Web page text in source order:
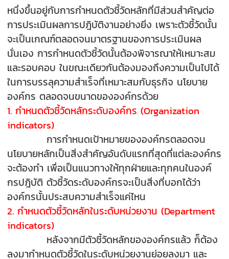
หนึ่งขึ้นอยู่กับการกำหนดตัวชี้วัดหลักที่มีส่วนสำคัญต่อ
การประเมินผลการปฎิบัติงานอย่างยิ่ง เพราะตัวชี้วัดนั้น
จะเป็นเกณฑ์ตลอดจนมาตรฐานของการประเมินผล
นั่นเอง การกำหนดตัวชี้วัดนั้นต้องพิจารณาให้เหมาะสม
และรอบคอบ ในขณะเดียวกันต้องมองถึงความเป็นไปได้
ในการบรรลุความสำเร็จที่เหมาะสมกับธุรกิจ นโยบาย
องค์กร ตลอดจนขนาดขององค์กรด้วย
1. กำหนดตัวชี้วัดหลักระดับองค์กร (Organization
indicators)
การกำหนดเป้าหมายขององค์กรตลอดจน
นโยบายหลักเป็นสิ่งสำคัญอันดับแรกที่สุดที่แต่ละองค์กร
จะต้องทำ เพื่อเป็นแนวทางให้ทุกฝ่ายและทุกคนในองค์
กรปฎิบัติ ตัวชี้วัดระดับองค์กรจะเป็นสิ่งที่บอกได้ว่า
องค์กรนั้นประสบความสำเร็จแค่ไหน
2. กำหนดตัวชี้วัดหลักในระดับหน่วยงาน (Department
indicators)
หลังจากมีตัวชี้วัดหลักขององค์กรแล้ว ก็ต้อง
ลงมากำหนดตัวชี้วัดในระดับหน่วยงานย่อยลงมา และ